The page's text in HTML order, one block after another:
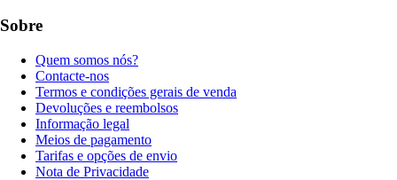
Sobre
Quem somos nós?
Contacte-nos
Termos e condições gerais de venda
Devoluções e reembolsos
Informação legal
Meios de pagamento
Tarifas e opções de envio
Nota de Privacidade